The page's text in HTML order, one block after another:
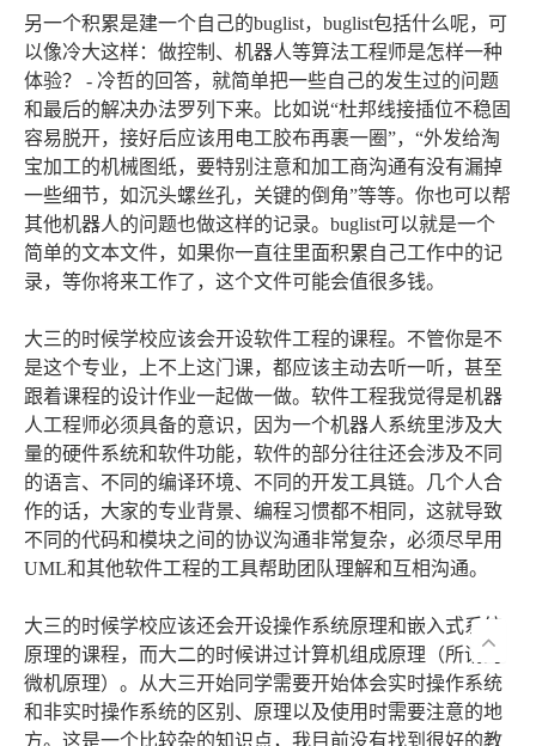
另一个积累是建一个自己的buglist，buglist包括什么呢，可
以像冷大这样：做控制、机器人等算法工程师是怎样一种
体验？ - 冷哲的回答，就简单把一些自己的发生过的问题
和最后的解决办法罗列下来。比如说“杜邦线接插位不稳固
容易脱开，接好后应该用电工胶布再裹一圈”，“外发给淘
宝加工的机械图纸，要特别注意和加工商沟通有没有漏掉
一些细节，如沉头螺丝孔，关键的倒角”等等。你也可以帮
其他机器人的问题也做这样的记录。buglist可以就是一个
简单的文本文件，如果你一直往里面积累自己工作中的记
录，等你将来工作了，这个文件可能会值很多钱。
大三的时候学校应该会开设软件工程的课程。不管你是不
是这个专业，上不上这门课，都应该主动去听一听，甚至
跟着课程的设计作业一起做一做。软件工程我觉得是机器
人工程师必须具备的意识，因为一个机器人系统里涉及大
量的硬件系统和软件功能，软件的部分往往还会涉及不同
的语言、不同的编译环境、不同的开发工具链。几个人合
作的话，大家的专业背景、编程习惯都不相同，这就导致
不同的代码和模块之间的协议沟通非常复杂，必须尽早用
UML和其他软件工程的工具帮助团队理解和互相沟通。
大三的时候学校应该还会开设操作系统原理和嵌入式系统
原理的课程，而大二的时候讲过计算机组成原理（所谓的
微机原理）。从大三开始同学需要开始体会实时操作系统
和非实时操作系统的区别、原理以及使用时需要注意的地
方。这是一个比较杂的知识点，我目前没有找到很好的教